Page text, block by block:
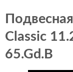
Classic
65.Gd.B